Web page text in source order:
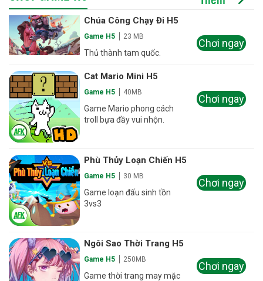
Chúa Công Chạy Đi H5
Game H5 23 MB
Thủ thành tam quốc.
Chơi ngay
Cat Mario Mini H5
Game H5 40MB
Game Mario phong cách
troll bựa đầy vui nhộn.
Chơi ngay
Phù Thủy Loạn Chiến H5
Game H5 30 MB
Game loạn đấu sinh tồn
3vs3
Chơi ngay
Ngôi Sao Thời Trang H5
Game H5 250MB
Game thời trang may mặc
Chơi ngay